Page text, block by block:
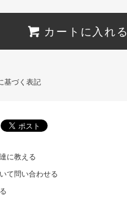
カートに入れる
基づく表記
に教える
て問い合わせる